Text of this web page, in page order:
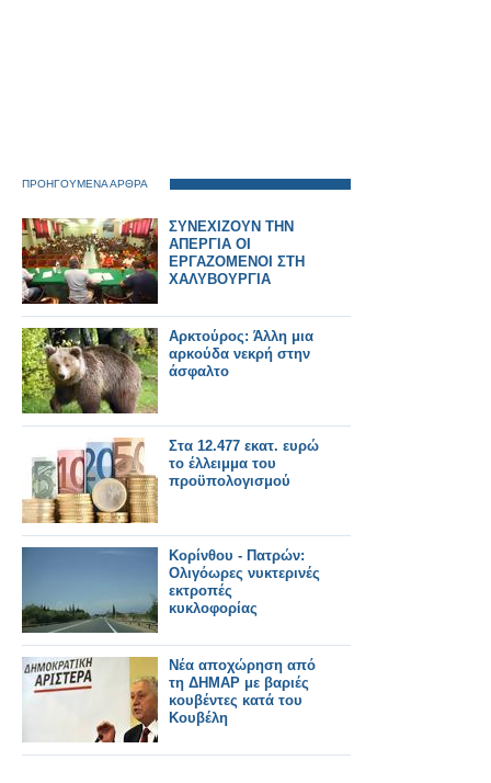
ΠΡΟΗΓΟΥΜΕΝΑ ΑΡΘΡΑ
ΣΥΝΕΧΙΖΟΥΝ ΤΗΝ
ΑΠΕΡΓΙΑ ΟΙ
ΕΡΓΑΖΟΜΕΝΟΙ ΣΤΗ
ΧΑΛΥΒΟΥΡΓΙΑ
Αρκτούρος: Άλλη μια
αρκούδα νεκρή στην
άσφαλτο
Στα 12.477 εκατ. ευρώ
το έλλειμμα του
προϋπολογισμού
Κορίνθου - Πατρών:
Ολιγόωρες νυκτερινές
εκτροπές
κυκλοφορίας
Νέα αποχώρηση από
τη ΔΗΜΑΡ με βαριές
κουβέντες κατά του
Κουβέλη